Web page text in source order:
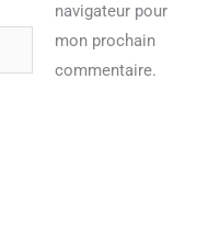
navigateur pour
mon prochain
commentaire.